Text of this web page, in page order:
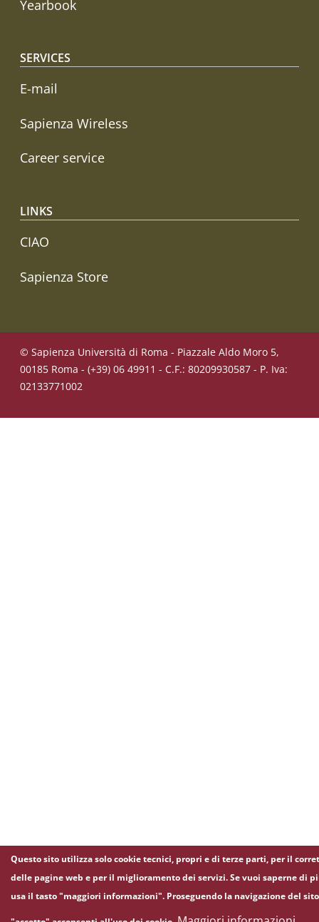
Yearbook
SERVICES
E-mail
Sapienza Wireless
Career service
LINKS
CIAO
Sapienza Store
© Sapienza Università di Roma - Piazzale Aldo Moro 5,
00185 Roma - (+39) 06 49911 - C.F.: 80209930587 - P. Iva:
02133771002
Questo sito utilizza solo cookie tecnici, propri e di terze parti, per il
delle pagine web e per il miglioramento dei servizi. Se vuoi saperne di
usa il tasto "maggiori informazioni". Proseguendo la navigazione del